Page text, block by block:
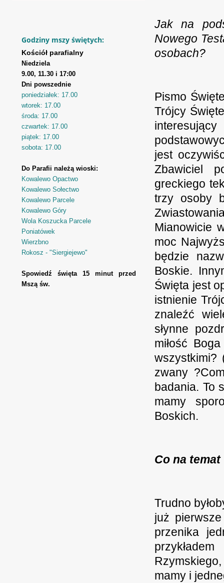
Godziny mszy świętych:
Kościół parafialny
Niedziela
9.00, 11.30 i 17:00
Dni powszednie
poniedziałek: 17.00
wtorek: 17.00
środa: 17.00
czwartek: 17.00
piątek: 17.00
sobota: 17.00
Do Parafii należą wioski:
Kowalewo Opactwo
Kowalewo Sołectwo
Kowalewo Parcele
Kowalewo Góry
Wola Koszucka Parcele
Poniatówek
Wierzbno
Rokosz - "Siergiejewo"
Spowiedź święta 15 minut przed
Mszą św.
Jak na
Nowego
osobach?
Pismo
Trójcy
jest
Zbawiciel
greckiego
trzy osoby
Mianowicie
moc
będzie
Boskie.
Święta jest
istnienie
znaleźć
słynne
miłość
wszystkimi?
zwany
badania. To
mamy
Boskich.
Co na
Trudno
już
przenika
mamy i